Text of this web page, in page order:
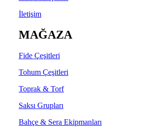
İletişim
MAĞAZA
Fide Çeşitleri
Tohum Çeşitleri
Toprak & Torf
Saksı Grupları
Bahçe & Sera Ekipmanları